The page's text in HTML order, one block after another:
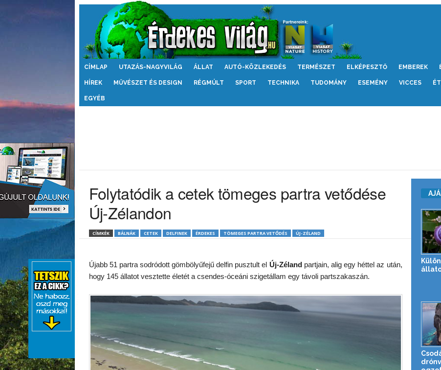
Érdekes
CÍMLAP UTAZÁS-NAGYVILÁG ÁLLAT AUTÓ-KÖZLEKEDÉS TERMÉSZET ELKÉPESZTŐ EMBEREK
HÍREK MŰVÉSZET ÉS DESIGN RÉGMÚLT SPORT TECHNIKA TUDOMÁNY ESEMÉNY VICCES
EGYÉB
Folytatódik a cetek tömeges partra vetődése
Új-Zélandon
CÍMKÉK BÁLNÁK CETEK DELFINEK ÉRDEKES TÖMEGES PARTRA VETŐDÉS ÚJ-ZÉLAND
Újabb 51 partra sodródott gömbölyűfejű delfin pusztult el Új-Zélandpartjain, alig egy héttel az után,
hogy 145 állatot vesztette életét a csendes-óceáni szigetállam egy távoli partszakaszán.